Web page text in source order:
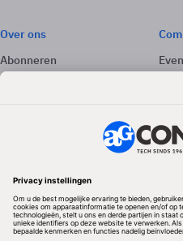
Over ons
Abonneren
Adverteren
Volg ons